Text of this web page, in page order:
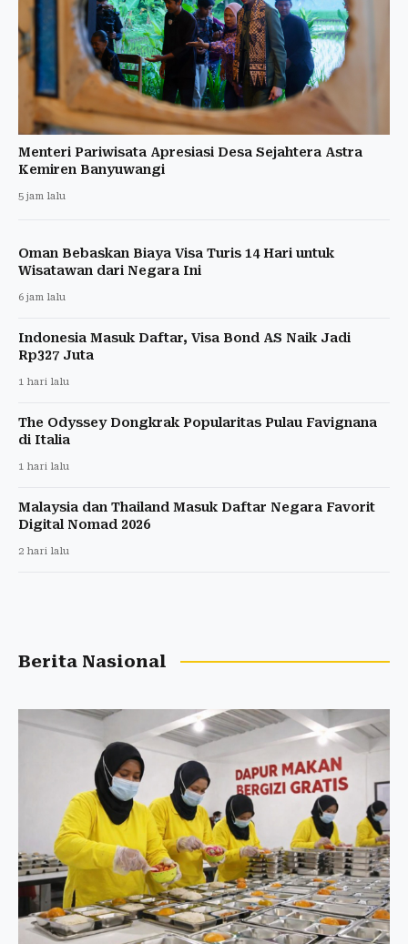
Menteri Pariwisata Apresiasi Desa Sejahtera Astra
Kemiren Banyuwangi
5 jam lalu
Oman Bebaskan Biaya Visa Turis 14 Hari untuk
Wisatawan dari Negara Ini
6 jam lalu
Indonesia Masuk Daftar, Visa Bond AS Naik Jadi
Rp327 Juta
1 hari lalu
The Odyssey Dongkrak Popularitas Pulau Favignana
di Italia
1 hari lalu
Malaysia dan Thailand Masuk Daftar Negara Favorit
Digital Nomad 2026
2 hari lalu
Berita Nasional